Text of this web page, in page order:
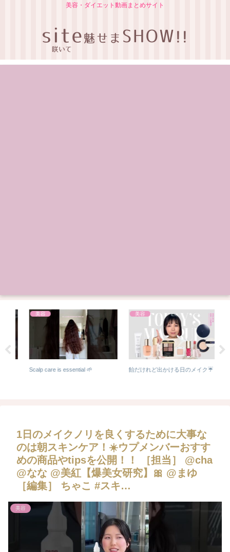
美容・ダイエット動画まとめサイト
美容
Scalp care is essential 🌱
美容
飴だけれど出かける日のメイク☔
1日のメイクノリを良くするために大事な
のは朝スキンケア！☀️ウプメンバーおすす
めの商品やtipsを公開！！ ［担当］ @cha
@なな @美紅【爆美女研究】🎀 @まゆ
［編集］ ちゃこ #スキ…
美容